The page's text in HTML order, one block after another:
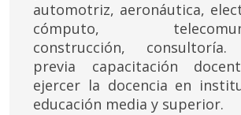
automotriz, aeronáutica,
cómputo,
construcción, consultoría.
previa capacitación
ejercer la docencia en
educación media y superior.